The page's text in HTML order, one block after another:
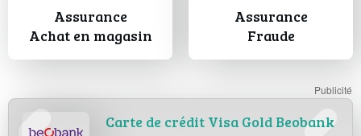
Assurance
Achat en magasin
Assurance
Fraude
Carte de crédit Visa Gold Beobank